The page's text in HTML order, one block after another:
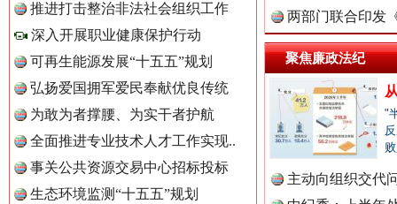
推进打击整治非法社会组织工作
深入开展职业健康保护行动
可再生能源发展“十五五”规划
弘扬爱国拥军爱民奉献优良传统
为敢为者撑腰、为实干者护航
全面推进专业技术人才工作实现..
事关公共资源交易中心招标投标
生态环境监测“十五五”规划
两部门联合印发
定》
聚焦廉政法纪
"
主动向组织交代
中国公民新闻网.
中国公共新闻网.